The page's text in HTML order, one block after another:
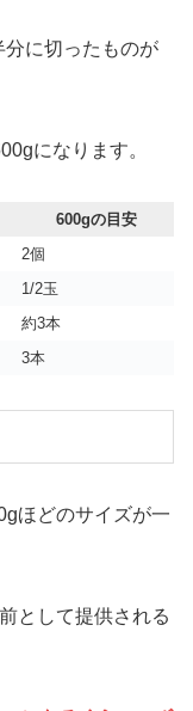
に切ったものが
になります。
600gの目安
2個
1/2玉
約3本
3本
ほどのサイズが一
として提供される